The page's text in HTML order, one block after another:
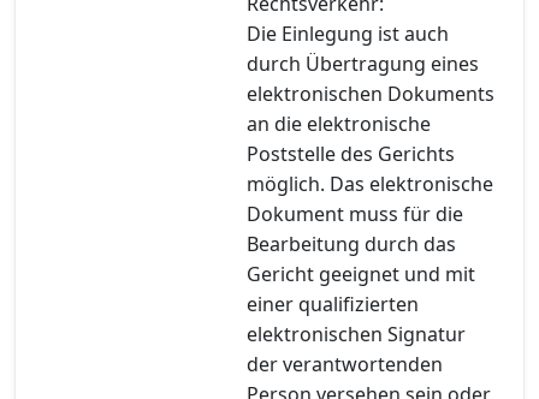
Die Einlegung ist auch
durch Übertragung eines
elektronischen Dokuments
an die elektronische
Poststelle des Gerichts
möglich. Das elektronische
Dokument muss für die
Bearbeitung durch das
Gericht geeignet und mit
einer qualifizierten
elektronischen Signatur
der verantwortenden